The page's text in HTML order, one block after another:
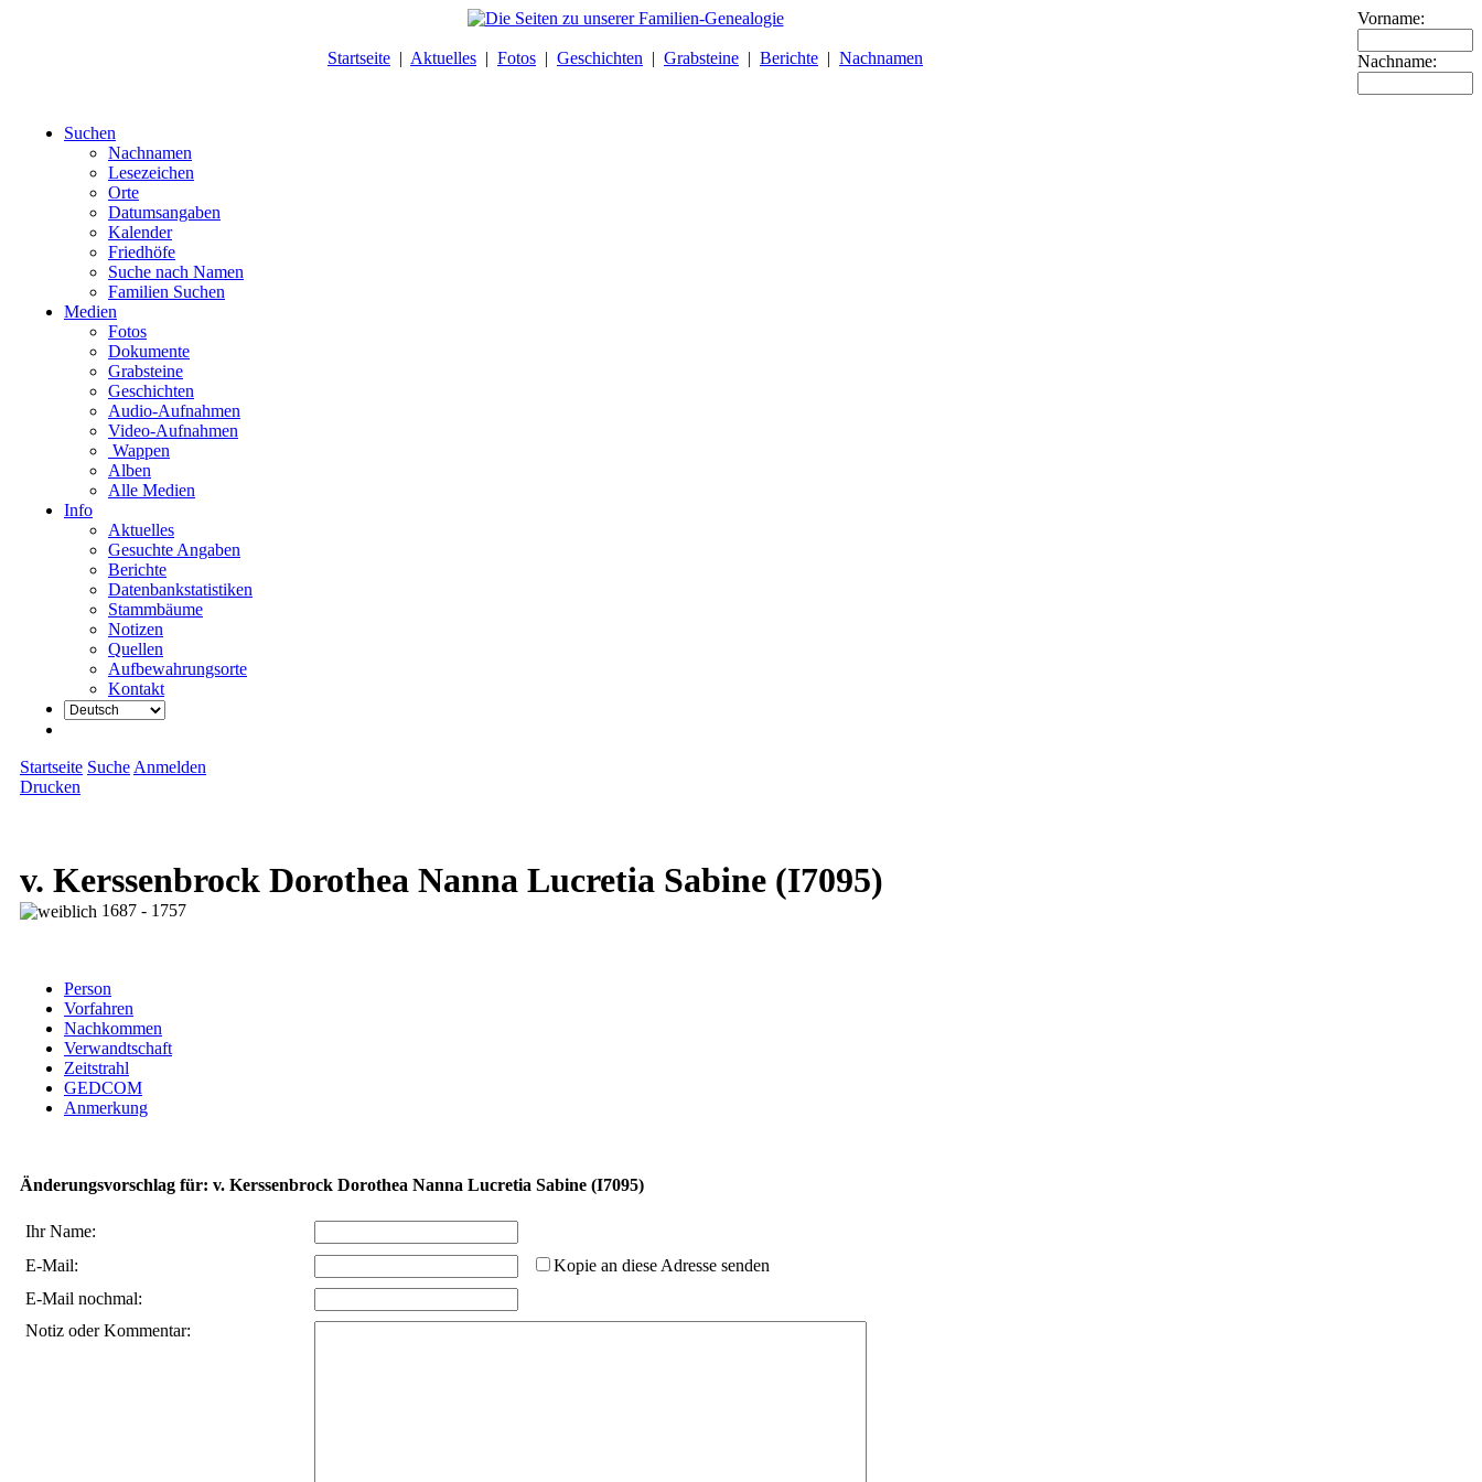
Startseite | Aktuelles | Fotos | Geschichten | Grabsteine | Berichte | Nachnamen
Vorname:
Nachname:
Suchen
Nachnamen
Lesezeichen
Orte
Datumsangaben
Kalender
Friedhöfe
Suche nach Namen
Familien Suchen
Medien
Fotos
Dokumente
Grabsteine
Geschichten
Audio-Aufnahmen
Video-Aufnahmen
Wappen
Alben
Alle Medien
Info
Aktuelles
Gesuchte Angaben
Berichte
Datenbankstatistiken
Stammbäume
Notizen
Quellen
Aufbewahrungsorte
Kontakt
Startseite Suche Anmelden
Drucken
v. Kerssenbrock Dorothea Nanna Lucretia Sabine (I7095)
1687 - 1757
Person
Vorfahren
Nachkommen
Verwandtschaft
Zeitstrahl
GEDCOM
Anmerkung
Änderungsvorschlag für: v. Kerssenbrock Dorothea Nanna Lucretia Sabine (I7095)
Ihr Name:
E-Mail:
Kopie an diese Adresse senden
E-Mail nochmal:
Notiz oder Kommentar: